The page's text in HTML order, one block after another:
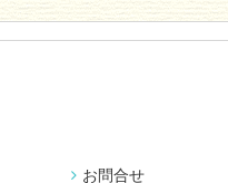
お問合せ